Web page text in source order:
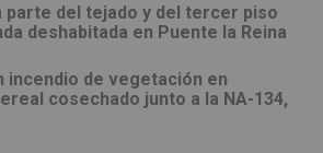
parte del tejado y del tercer piso
deshabitada en Puente la Reina
incendio de vegetación en
cosechado junto a la NA-134,